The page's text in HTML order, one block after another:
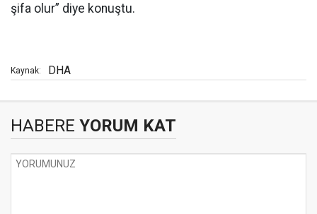
şifa olur” diye konuştu.
Kaynak: DHA
HABERE YORUM KAT